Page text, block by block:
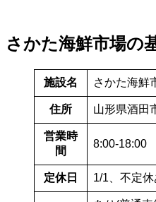
さかた海鮮市場の
施設名 さかた海鮮
住所 山形県酒田
営業時
間
8:00-18:00
定休日 1/1、不定休